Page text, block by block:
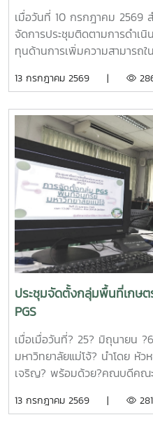
เมื่อวันที่ 10 กรกฎาคม 2569
จัดการประชุมติดตามการดำเ
ทุนด้านการเพิ่มความสามารถ
แข่งขันและการพัฒนาพื้นที่ (อ
ศาสตราจารย์ ดร.สุบรรณ ฝอ
และส่งเสริมวิชาการการเกษต
ต้อนรับและแนะนำมหาวิทยาลัยแ
นี้ดร.อัญชัญ ชมภูพวง รองผู้อำ
ทุนด้านการเพิ่มความสามารถ
กรอบการดำเนินงานของหน่ว
การดำเนินงานของมหาวิทยา
– 2568 และการนำเสนอความก้
สนับสนุนทุนจากหน่วยบริหารแ
สามารถในการแข่งขัน ณ ห้อง
มหาวิทยาลัย มหาวิทยาลัยแม่โ
โครงการวิจัยที่ได้รับการสนับส
ทุนด้านการเพิ่มความสามารถใ
ดังนี้1.โครงการ "กลยุทธ์การต
ศูนย์สำหรับนักท่องเที่ยวเชิงอ
โดย ดร.กาญจนา สมมิตร หัวหน้
ผู้ช่วยศาสตราจารย์ ดร.สุพัตรา
13 กรกฎาคม 2569 |
ประชุมจัดตั้งกลุ่มพื้นที่เกษต
PGS
เมื่อเมื่อวันที่? 25? มิถุนายน
มหาวิทยาลัยแม่โจ้? นำโดย หั
เจริญ? พร้อมด้วย?คณบดีคณ
รศ.ดร.อภินันท์? สุวรรณรักษ์?
13 กรกฎาคม 2569 | 281